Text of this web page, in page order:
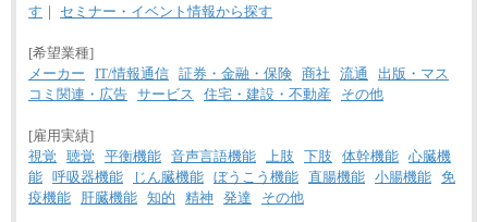
す ｜ セミナー・イベント情報から探す
[希望業種]
メーカー
IT/情報通信 証券・金融・保険 商社 流通
出版・マス
コミ関連・広告 サービス 住宅・建設・不動産 その他
[雇用実績]
視覚
聴覚 平衡機能 音声言語機能 上肢 下肢 体幹機能 心臓機
能 呼吸器機能 じん臓機能 ぼうこう機能 直腸機能 小腸機能 免
疫機能
肝臓機能 知的 精神 発達 その他